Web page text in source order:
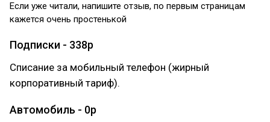
Если уже читали, напишите отзыв, по первым страницам
кажется очень простенькой
Подписки - 338р
Списание за мобильный телефон (жирный
корпоративный тариф).
Автомобиль - 0р